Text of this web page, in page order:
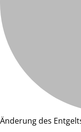
Änderung des